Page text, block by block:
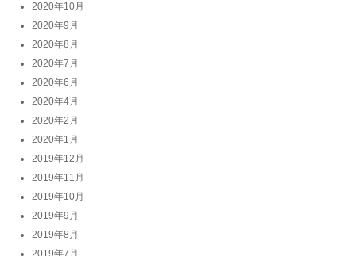
2020年10月
2020年9月
2020年8月
2020年7月
2020年6月
2020年4月
2020年2月
2020年1月
2019年12月
2019年11月
2019年10月
2019年9月
2019年8月